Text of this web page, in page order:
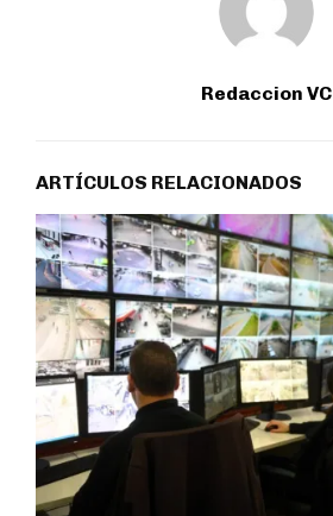
Redaccion VC
ARTÍCULOS RELACIONADOS